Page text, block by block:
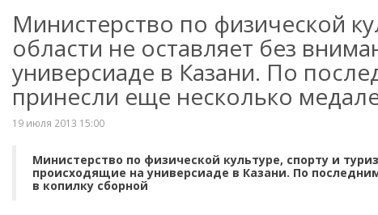
Министерство по физической
области не оставляет без
универсиаде в Казани. По
принесли еще несколько
19 июля 2013 15:00
Министерство по физической культуре, спорту и
происходящие на универсиаде в Казани. По
в копилку сборной